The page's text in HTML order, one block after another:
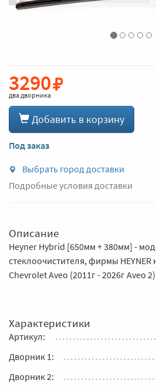
3290
два дворника
Добавить в корзину
Под заказ
Выбрать город доставки
Подробные условия доставки
Описание
Heyner Hybrid [650мм + 380мм] -
стеклоочистителя, фирмы
Chevrolet Aveo (2011г - 2026г Aveo 2)
Характеристики
Артикул:
Дворник 1:
Дворник 2: